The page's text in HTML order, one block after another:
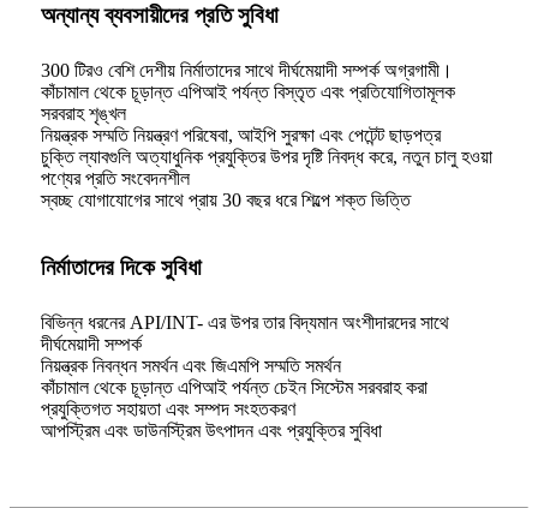
অন্যান্য ব্যবসায়ীদের প্রতি সুবিধা
300 টিরও বেশি দেশীয় নির্মাতাদের সাথে দীর্ঘমেয়াদী সম্পর্ক অগ্রগামী।
কাঁচামাল থেকে চূড়ান্ত এপিআই পর্যন্ত বিস্তৃত এবং প্রতিযোগিতামূলক
সরবরাহ শৃঙ্খল
নিয়ন্ত্রক সম্মতি নিয়ন্ত্রণ পরিষেবা, আইপি সুরক্ষা এবং পেটেন্ট ছাড়পত্র
চুক্তি ল্যাবগুলি অত্যাধুনিক প্রযুক্তির উপর দৃষ্টি নিবদ্ধ করে, নতুন চালু হওয়া
পণ্যের প্রতি সংবেদনশীল
স্বচ্ছ যোগাযোগের সাথে প্রায় 30 বছর ধরে শিল্পে শক্ত ভিত্তি
নির্মাতাদের দিকে সুবিধা
বিভিন্ন ধরনের API/INT- এর উপর তার বিদ্যমান অংশীদারদের সাথে
দীর্ঘমেয়াদী সম্পর্ক
নিয়ন্ত্রক নিবন্ধন সমর্থন এবং জিএমপি সম্মতি সমর্থন
কাঁচামাল থেকে চূড়ান্ত এপিআই পর্যন্ত চেইন সিস্টেম সরবরাহ করা
প্রযুক্তিগত সহায়তা এবং সম্পদ সংহতকরণ
আপস্ট্রিম এবং ডাউনস্ট্রিম উৎপাদন এবং প্রযুক্তির সুবিধা